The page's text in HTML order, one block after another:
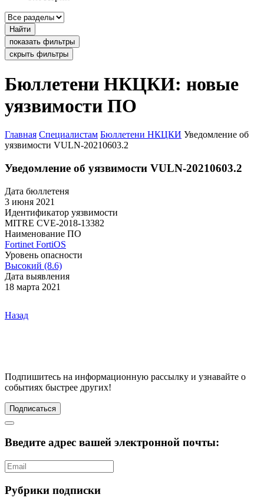
Найти
показать фильтры
скрыть фильтры
Бюллетени НКЦКИ: новые
уязвимости ПО
Главная Специалистам Бюллетени НКЦКИ Уведомление об
уязвимости VULN-20210603.2
Уведомление об уязвимости VULN-20210603.2
Дата бюллетеня
3 июня 2021
Идентификатор уязвимости
MITRE CVE-2018-13382
Наименование ПО
Fortinet FortiOS
Уровень опасности
Высокий (8.6)
Дата выявления
18 марта 2021
Назад
Подпишитесь на информационную рассылку и узнавайте о
событиях быстрее других!
Подписаться
Введите адрес вашей электронной почты:
Рубрики подписки